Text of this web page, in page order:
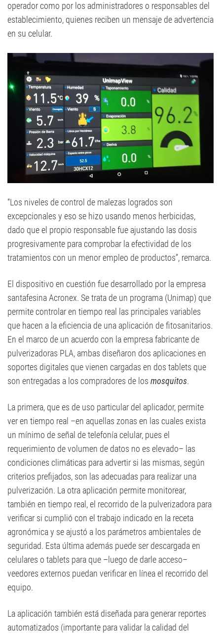
operador como por los administradores o responsables del
establecimiento, quienes reciben un mensaje de advertencia
en su celular.
“Los niveles de control de malezas logrados son
excepcionales y eso se hizo usando menos herbicidas,
dado que el propio responsable fue ajustando las dosis
progresivamente para comprobar la efectividad de los
tratamientos con un menor empleo de productos”, remarca.
El dispositivo en cuestión fue desarrollado por la empresa
santafesina Acronex. Se trata de un programa (Unimap) que
permite controlar en tiempo real las principales variables
que hacen a la eficiencia de una aplicación de fitosanitarios.
En el marco de un acuerdo con la empresa fabricante de
pulverizadoras PLA, ambas diseñaron dos aplicaciones en
soportes digitales que vienen cargadas en dos tablets que
son entregadas a los compradores de los mosquitos.
La primera, que es de uso particular del aplicador, permite
ver en tiempo real –en aquellas zonas en las cuales exista
un mínimo de señal de telefonía celular, pues el
requerimiento de volumen de datos no es elevado– las
condiciones climáticas para advertir si las mismas, según
criterios prefijados, son las adecuadas para realizar una
pulverización. La otra aplicación permite monitorear,
también en tiempo real, el recorrido de la pulverizadora para
verificar si cumplió con el trabajo indicado en la receta
agronómica y se ajustó a los parámetros ambientales de
seguridad. Esta última además puede ser descargada en
celulares o tablets para que –luego de darle acceso–
veedores externos puedan verificar en línea el recorrido del
equipo.
La aplicación también está diseñada para generar reportes
automatizados (importante para validar la calidad del